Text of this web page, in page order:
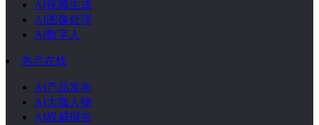
AI视频生成
AI图像处理
AI数字人
热点在线
AI产品发布
AI大咖人物
AI权威报告